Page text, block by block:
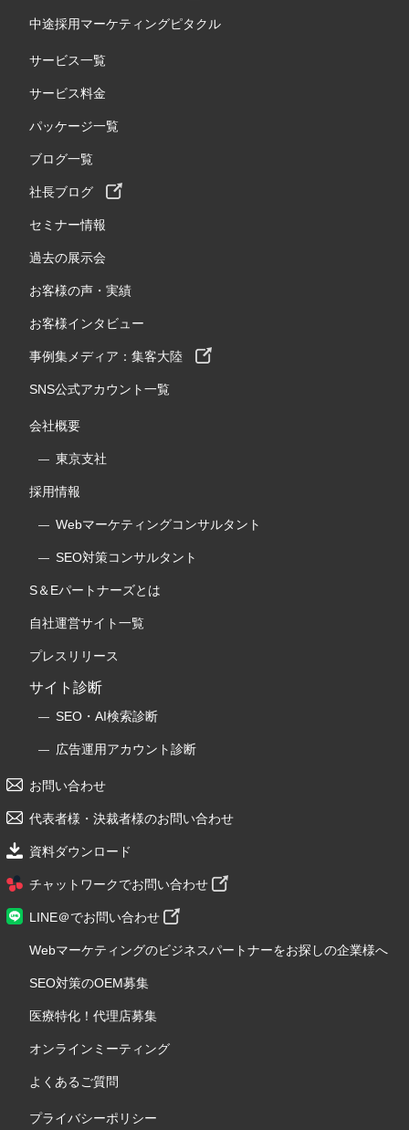
中途採用マーケティングピタクル
サービス一覧
サービス料金
パッケージ一覧
ブログ一覧
社長ブログ
セミナー情報
過去の展示会
お客様の声・実績
お客様インタビュー
事例集メディア：集客大陸
SNS公式アカウント一覧
会社概要
東京支社
採用情報
Webマーケティングコンサルタント
SEO対策コンサルタント
S＆Eパートナーズとは
自社運営サイト一覧
プレスリリース
サイト診断
SEO・AI検索診断
広告運用アカウント診断
お問い合わせ
代表者様・決裁者様のお問い合わせ
資料ダウンロード
チャットワークでお問い合わせ
LINE＠でお問い合わせ
Webマーケティングのビジネスパートナーをお探しの企業様へ
SEO対策のOEM募集
医療特化！代理店募集
オンラインミーティング
よくあるご質問
プライバシーポリシー